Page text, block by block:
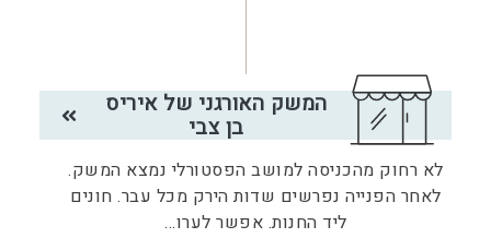
המשק האורגני של איריס
בן צבי
לא רחוק מהכניסה למושב הפסטורלי נמצא המשק.
לאחר הפנייה נפרשים שדות הירק מכל עבר. חונים
ליד החנות. אפשר לערו...